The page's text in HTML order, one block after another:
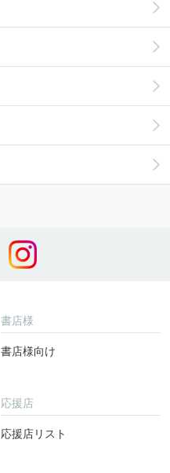
書店様
書店様向け
応援店
応援店リスト